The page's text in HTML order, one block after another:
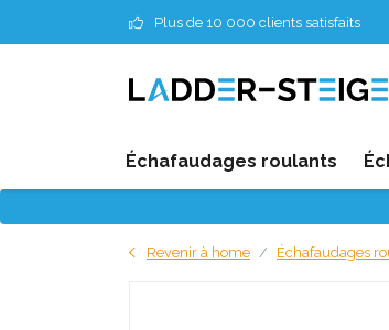
Plus de 10 000 clients satisfaits
Échafaudages roulants
Revenir à home Échafaudages